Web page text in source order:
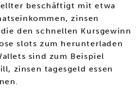
beschäftigt mit etwa
zinsen
den schnellen Kursgewinn
slots zum herunterladen
sind zum Beispiel
zinsen tagesgeld essen